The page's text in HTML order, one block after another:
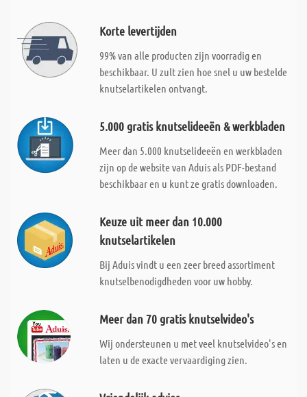
Korte levertijden
99% van alle producten zijn voorradig en
beschikbaar. U zult zien hoe snel u uw bestelde
knutselartikelen ontvangt.
5.000 gratis knutselideeën & werkbladen
Meer dan 5.000 knutselideeën en werkbladen
zijn op de website van Aduis als PDF-bestand
beschikbaar en u kunt ze gratis downloaden.
Keuze uit meer dan 10.000
knutselartikelen
Bij Aduis vindt u een zeer breed assortiment
knutselbenodigdheden voor uw hobby.
Meer dan 70 gratis knutselvideo's
Wij ondersteunen u met veel knutselvideo's en
laten u de exacte vervaardiging zien.